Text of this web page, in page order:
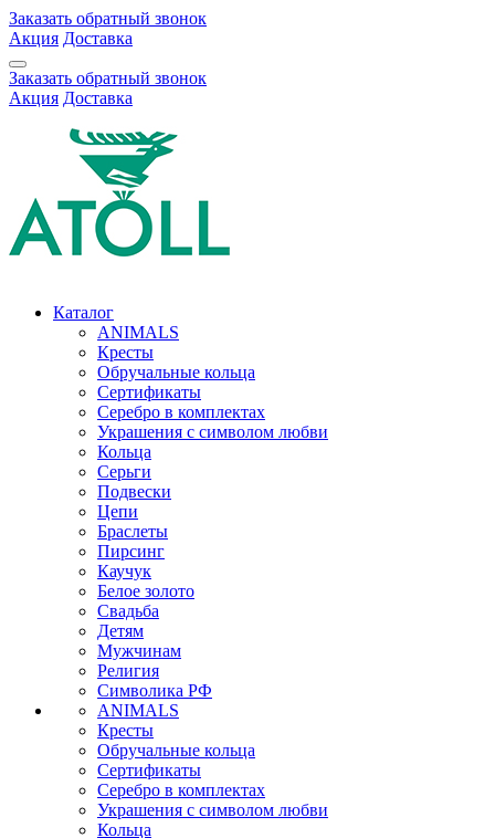
Заказать обратный звонок
Акция Доставка
Заказать обратный звонок
Акция Доставка
Каталог
ANIMALS
Кресты
Обручальные кольца
Сертификаты
Серебро в комплектах
Украшения с символом любви
Кольца
Серьги
Подвески
Цепи
Браслеты
Пирсинг
Каучук
Белое золото
Свадьба
Детям
Мужчинам
Религия
Символика РФ
ANIMALS
Кресты
Обручальные кольца
Сертификаты
Серебро в комплектах
Украшения с символом любви
Кольца